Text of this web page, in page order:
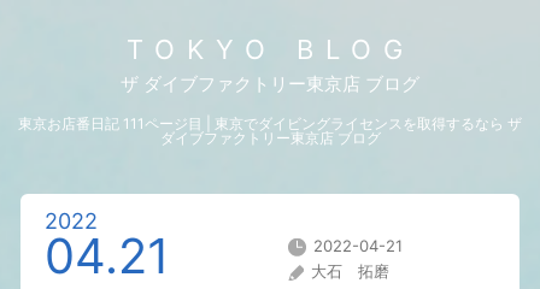
TOKYO BLOG
ザ ダイブファクトリー東京店 ブログ
東京お店番日記 111ページ目 | 東京でダイビングライセンスを取得するなら ザ
ダイブファクトリー東京店 ブログ
2022
04.21
2022-04-21
大石 拓磨